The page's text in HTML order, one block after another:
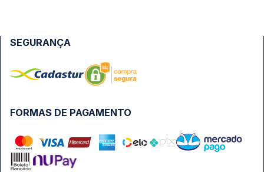
FORMAS DE PAGAMENTO
SEGURANÇA